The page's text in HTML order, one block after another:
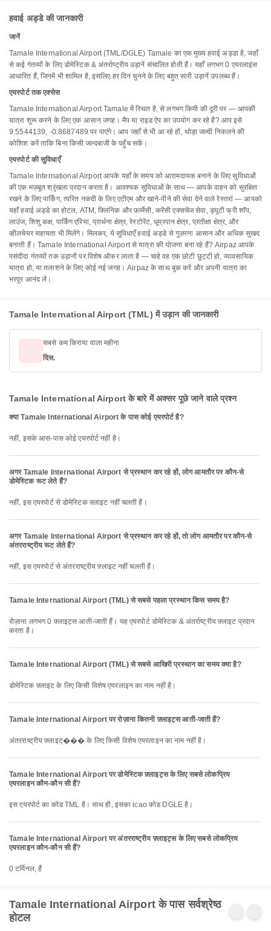
हवाई अड्डे की जानकारी
जानें
Tamale International Airport (TML/DGLE) Tamale का एक मुख्य हवाई अड्डा है, जहाँ
से कई गंतव्यों के लिए डोमेस्टिक & अंतर्राष्ट्रीय उड़ानें संचालित होती हैं। यहाँ लगभग 0 एयरलाइंस
आधारित हैं, जिनमें भी शामिल है, इसलिए हर दिन चुनने के लिए बहुत सारी उड़ानें उपलब्ध हैं।
एयरपोर्ट तक एक्सेस
Tamale International Airport Tamale में स्थित है, से लगभग किमी की दूरी पर — आपकी
यात्रा शुरू करने के लिए एक आसान जगह। मैप या राइड ऐप का उपयोग कर रहे हैं? आप इसे
9.5544139, -0.8687489 पर पाएंगे। आप जहाँ से भी आ रहे हों, थोड़ा जल्दी निकलने की
कोशिश करें ताकि बिना किसी जल्दबाजी के पहुँच सकें।
एयरपोर्ट की सुविधाएँ
Tamale International Airport आपके यहाँ के समय को आरामदायक बनाने के लिए सुविधाओं
की एक मज़बूत श्रृंखला प्रदान करता है। आवश्यक सुविधाओं के साथ — आपके वाहन को सुरक्षित
रखने के लिए पार्किंग, त्वरित नकदी के लिए एटीएम और खाने-पीने की सेवा देने वाले रेस्तरां — आपको
यहाँ हवाई अड्डे का होटल, ATM, क्लिनिक और फ़ार्मेसी, करेंसी एक्सचेंज सेवा, ड्यूटी फ्री शॉप,
लाउंज, शिशु कक्ष, पार्किंग एरिया, प्रार्थना क्षेत्र, रेस्टोरेंट, धूम्रपान क्षेत्र, प्रतीक्षा क्षेत्र, और
व्हीलचेयर सहायता भी मिलेंगे। मिलकर, ये सुविधाएँ हवाई अड्डे से गुज़रना आसान और अधिक सुखद
बनाती हैं। Tamale International Airport से यात्रा की योजना बना रहे हैं? Airpaz आपके
पसंदीदा गंतव्यों तक उड़ानों पर विशेष ऑफर लाता है — चाहे वह एक छोटी छुट्टी हो, व्यावसायिक
यात्रा हो, या तलाशने के लिए कोई नई जगह। Airpaz के साथ बुक करें और अपनी यात्रा का
भरपूर आनंद लें।
Tamale International Airport (TML) में उड़ान की जानकारी
सबसे कम किराया वाला महीना
दिस.
Tamale International Airport के बारे में अक्सर पूछे जाने वाले प्रश्न
क्या Tamale International Airport के पास कोई एयरपोर्ट है?
नहीं, इसके आस-पास कोई एयरपोर्ट नहीं है।
अगर Tamale International Airport से प्रस्थान कर रहे हों, लोग आमतौर पर कौन-से
डोमेस्टिक रूट लेते हैं?
नहीं, इस एयरपोर्ट से डोमेस्टिक फ़्लाइट नहीं चलती हैं।
अगर Tamale International Airport से प्रस्थान कर रहे हों, तो लोग आमतौर पर कौन-से
अंतरराष्ट्रीय रूट लेते हैं?
नहीं, इस एयरपोर्ट से अंतरराष्ट्रीय फ़्लाइट नहीं चलती हैं।
Tamale International Airport (TML) से सबसे पहला प्रस्थान किस समय है?
रोज़ाना लगभग 0 फ़्लाइट्स आती-जाती हैं। यह एयरपोर्ट डोमेस्टिक & अंतर्राष्ट्रीय फ़्लाइट प्रदान
करता है।
Tamale International Airport (TML) से सबसे आखिरी प्रस्थान का समय क्या है?
डोमेस्टिक फ़्लाइट के लिए किसी विशेष एयरलाइन का नाम नहीं है।
Tamale International Airport पर रोज़ाना कितनी फ़्लाइट्स आती-जाती हैं?
अंतरराष्ट्रीय फ़्लाइट्��� के लिए किसी विशेष एयरलाइन का नाम नहीं है।
Tamale International Airport पर डोमेस्टिक फ़्लाइट्स के लिए सबसे लोकप्रिय
एयरलाइन कौन-कौन सी हैं?
इस एयरपोर्ट का कोड TML है। साथ ही, इसका icao कोड DGLE है।
Tamale International Airport पर अंतरराष्ट्रीय फ़्लाइट्स के लिए सबसे लोकप्रिय
एयरलाइन कौन-कौन सी हैं?
0 टर्मिनल, हैं
Tamale International Airport के पास सर्वश्रेष्ठ
होटल